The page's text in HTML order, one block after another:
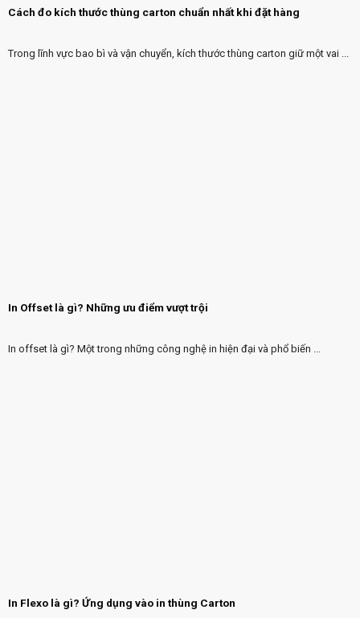
Cách đo kích thước thùng carton chuẩn nhất khi đặt hàng
Trong lĩnh vực bao bì và vận chuyển, kích thước thùng carton giữ một vai ...
In Offset là gì? Những ưu điểm vượt trội
In offset là gì? Một trong những công nghệ in hiện đại và phổ biến ...
In Flexo là gì? Ứng dụng vào in thùng Carton